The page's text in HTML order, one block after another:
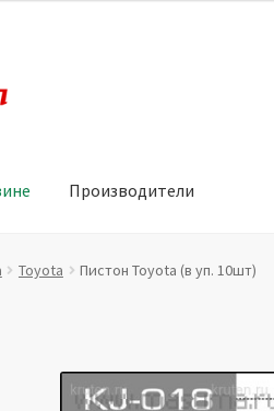
Производители
Политика в отношении обработки
Toyota Пистон Toyota (в уп. 10шт)